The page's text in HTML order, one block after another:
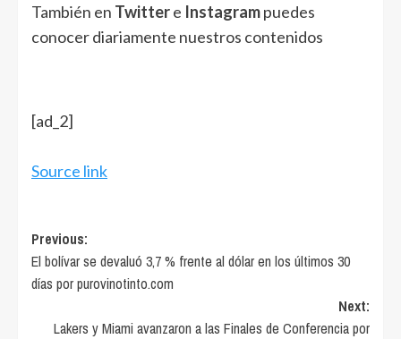
También en Twittere Instagrampuedes
conocer diariamente nuestros contenidos
[ad_2]
Source link
Post
navigation
Previous:
El bolívar se devaluó 3,7 % frente al dólar en los últimos 30
días por purovinotinto.com
Next:
Lakers y Miami avanzaron a las Finales de Conferencia por